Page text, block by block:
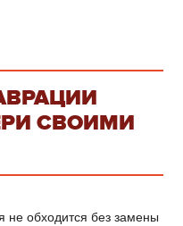
СВОИМИ
обходится без замены